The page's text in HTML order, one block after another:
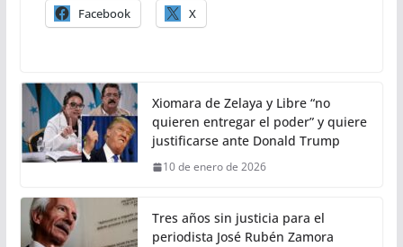
Facebook X
Xiomara de Zelaya y Libre “no
quieren entregar el poder” y quiere
justificarse ante Donald Trump
10 de enero de 2026
Tres años sin justicia para el
periodista José Rubén Zamora